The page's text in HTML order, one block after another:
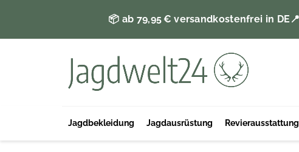
📦 ab 79,95 € versandkostenfrei in DE
Jagdbekleidung Jagdausrüstung Revierausstattung